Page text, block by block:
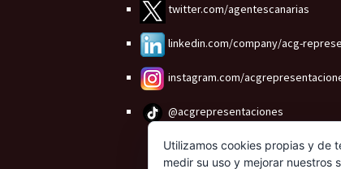
twitter.com/agentescanarias
linkedin.com/company/acg-
instagram.com/
@acgrepresentaciones
Utilizamos cookies propias y de
medir su uso y mejorar nuestros